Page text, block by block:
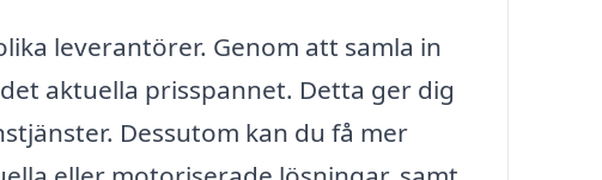
leverantörer. Genom att samla in
aktuella prisspannet. Detta ger dig
Dessutom kan du få mer